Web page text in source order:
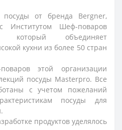
от бренда Bergner,
Институтом Шеф-поваров
который объединяет
кухни из более 50 стран
этой организации
посуды Masterpro. Все
с учетом пожеланий
посуды для
продуктов уделялось